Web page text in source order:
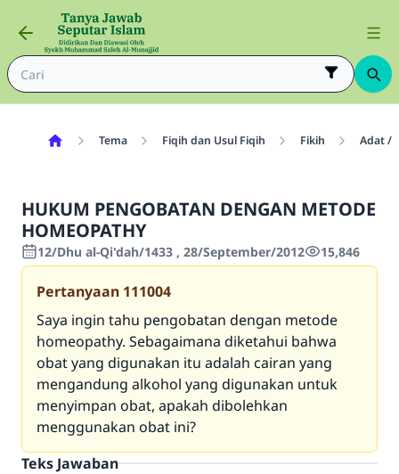
Tema Fiqih dan Usul Fiqih Fikih Adat /
HUKUM PENGOBATAN DENGAN METODE
HOMEOPATHY
12/Dhu al-Qi'dah/1433 , 28/September/2012 15,846
Pertanyaan 111004
Saya ingin tahu pengobatan dengan metode
homeopathy. Sebagaimana diketahui bahwa
obat yang digunakan itu adalah cairan yang
mengandung alkohol yang digunakan untuk
menyimpan obat, apakah dibolehkan
menggunakan obat ini?
Teks Jawaban